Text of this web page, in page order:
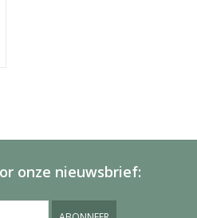
onze nieuwsbrief: